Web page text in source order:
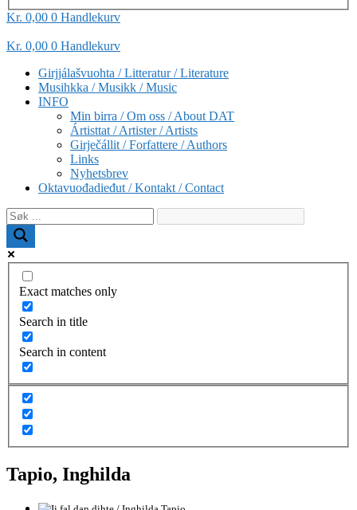
Kr 0,00 0 Handlekurv
Kr 0,00 0 Handlekurv
Girjjálašvuohta / Litteratur / Literature
Musihkka / Musikk / Music
INFO
Min birra / Om oss / About DAT
Ártisttat / Artister / Artists
Girječállit / Forfattere / Authors
Links
Nyhetsbrev
Oktavuođadieđut / Kontakt / Contact
Exact matches only
Search in title
Search in content
Tapio, Inghilda